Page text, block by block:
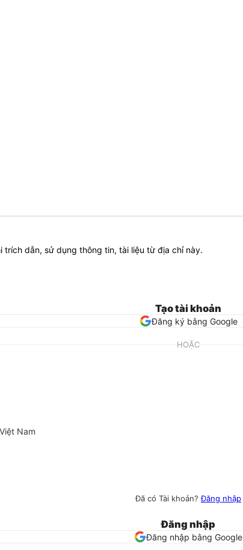
trích dẫn, sử dụng thông tin, tài liệu từ địa chỉ này.
Tạo tài khoản
Đăng ký bằng Google
HOẶC
Nam
Đã có Tài khoản?Đăng nhập
Đăng nhập
Đăng nhập bằng Google